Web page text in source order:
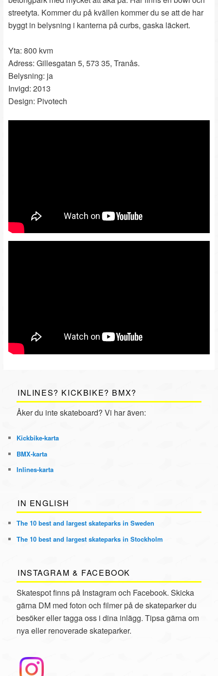
streetyta. Kommer du på kvällen kommer du se att de har
byggt in belysning i kanterna på curbs, gaska läckert.
Yta: 800 kvm
Adress: Gillesgatan 5, 573 35, Tranås.
Belysning: ja
Invigd: 2013
Design: Pivotech
INLINES? KICKBIKE? BMX?
Åker du inte skateboard? Vi har även:
Kickbike-karta
BMX-karta
Inlines-karta
IN ENGLISH
The 10 best and largest skateparks in Sweden
The 10 best and largest skateparks in Stockholm
INSTAGRAM & FACEBOOK
Skatespot finns på Instagram och Facebook. Skicka
gärna DM med foton och filmer på de skateparker du
besöker eller tagga oss i dina inlägg. Tipsa gärna om
nya eller renoverade skateparker.